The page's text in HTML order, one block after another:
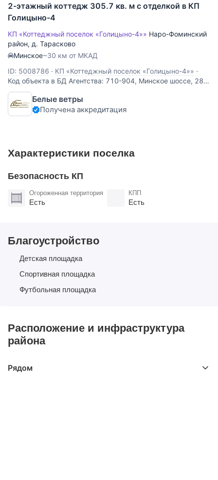
2-этажный коттедж 305.7 кв. м с отделкой в КП
Голицыно-4
КП «Коттеджный поселок «Голицыно-4»» Наро-Фоминский
район, д. Тарасково
Минское~30 км от МКАД
ID: 5008786 · КП «Коттеджный поселок «Голицыно-4»» ·
Код объекта в БД Агентства: 710-904, Минское шоссе, 28
км от МКАД, Голицыно-4 ДНП. Новый деревянный дом из
клееного бруса, построенный по высоким строительным
стандартам в современном стиле с отсылкой к эстетике
Белые ветры
Получена аккредитация
Характеристики поселка
Безопасность КП
Огороженная территория
Есть
КПП
Есть
Благоустройство
Детская площадка
Спортивная площадка
Футбольная площадка
Расположение и инфраструктура
района
Рядом